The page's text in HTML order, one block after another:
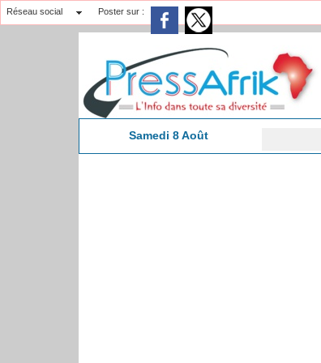
Réseau social Poster sur :
Samedi 8 Août